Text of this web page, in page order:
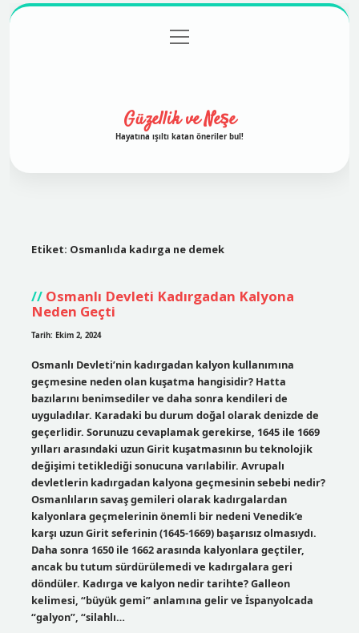
Gizlilik Politikası
menüyü
aç
Güzellik ve Neşe
Hayatına ışıltı katan öneriler bul!
Etiket: Osmanlıda kadırga ne demek
Osmanlı Devleti Kadırgadan Kalyona
Neden Geçti
Tarih: Ekim 2, 2024
Osmanlı Devleti’nin kadırgadan kalyon kullanımına
geçmesine neden olan kuşatma hangisidir? Hatta
bazılarını benimsediler ve daha sonra kendileri de
uyguladılar. Karadaki bu durum doğal olarak denizde de
geçerlidir. Sorunuzu cevaplamak gerekirse, 1645 ile 1669
yılları arasındaki uzun Girit kuşatmasının bu teknolojik
değişimi tetiklediği sonucuna varılabilir. Avrupalı
devletlerin kadırgadan kalyona geçmesinin sebebi nedir?
Osmanlıların savaş gemileri olarak kadırgalardan
kalyonlara geçmelerinin önemli bir nedeni Venedik’e
karşı uzun Girit seferinin (1645-1669) başarısız olmasıydı.
Daha sonra 1650 ile 1662 arasında kalyonlara geçtiler,
ancak bu tutum sürdürülemedi ve kadırgalara geri
döndüler. Kadırga ve kalyon nedir tarihte? Galleon
kelimesi, “büyük gemi” anlamına gelir ve İspanyolcada
“galyon”, “silahlı…